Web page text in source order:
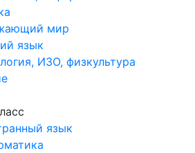
мир
язык
ИЗО, физкультура
язык